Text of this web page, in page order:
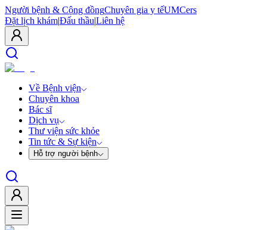
Người bệnh & Cộng đồngChuyên gia y tếUMCers
Đặt lịch khám|Đấu thầu|Liên hệ
Về Bệnh viện
Chuyên khoa
Bác sĩ
Dịch vụ
Thư viện sức khỏe
Tin tức & Sự kiện
Hỗ trợ người bệnh